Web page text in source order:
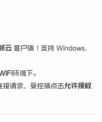
云 客户端（支持 Windows,
环境下。
接请求，受控端点击允许授权